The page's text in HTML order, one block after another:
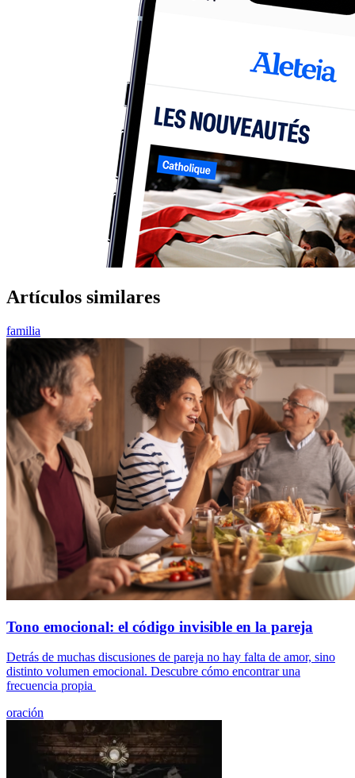
Artículos similares
familia
Tono emocional: el código invisible en la pareja
Detrás de muchas discusiones de pareja no hay falta de amor, sino
distinto volumen emocional. Descubre cómo encontrar una
frecuencia propia
oración